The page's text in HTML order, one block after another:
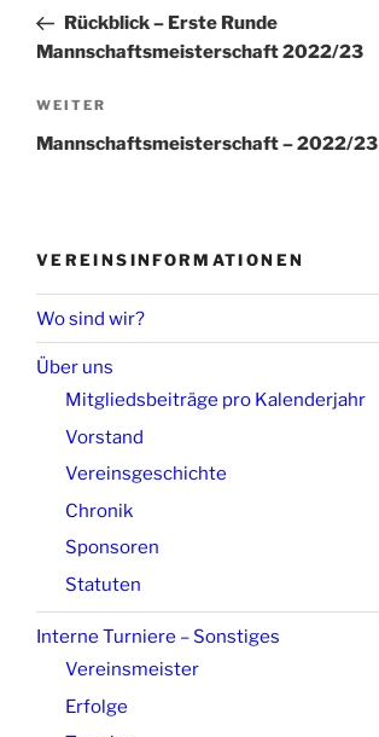
Beitrag
Rückblick – Erste Runde
Mannschaftsmeisterschaft 2022/23
Nächster
Beitrag
WEITER
Mannschaftsmeisterschaft – 2022/23
VEREINSINFORMATIONEN
Wo sind wir?
Über uns
Mitgliedsbeiträge pro Kalenderjahr
Vorstand
Vereinsgeschichte
Chronik
Sponsoren
Statuten
Interne Turniere – Sonstiges
Vereinsmeister
Erfolge